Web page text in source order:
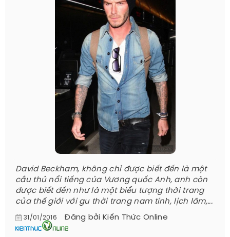
David Beckham, không chỉ được biết đến là một
cầu thủ nổi tiếng của Vương quốc Anh, anh còn
được biết đến như là một biểu tượng thời trang
của thế giới với gu thời trang nam tính, lịch lãm,...
31/01/2016 Đăng bởi Kiến Thức Online